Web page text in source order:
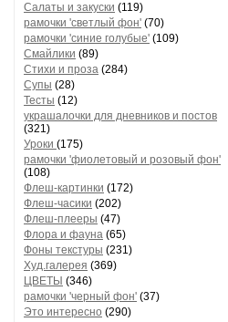
Салаты и закуски (119)
рамочки 'светлый фон' (70)
рамочки 'синие голубые' (109)
Смайлики (89)
Стихи и проза (284)
Супы (28)
Тесты (12)
украшалочки для дневников и постов
(321)
Уроки (175)
рамочки 'фиолетовый и розовый фон'
(108)
Флеш-картинки (172)
Флеш-часики (202)
Флеш-плееры (47)
Флора и фауна (65)
Фоны текстуры (231)
Худ.галерея (369)
ЦВЕТЫ (346)
рамочки 'черный фон' (37)
Это интересно (290)